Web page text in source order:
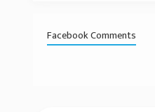
Facebook Comments